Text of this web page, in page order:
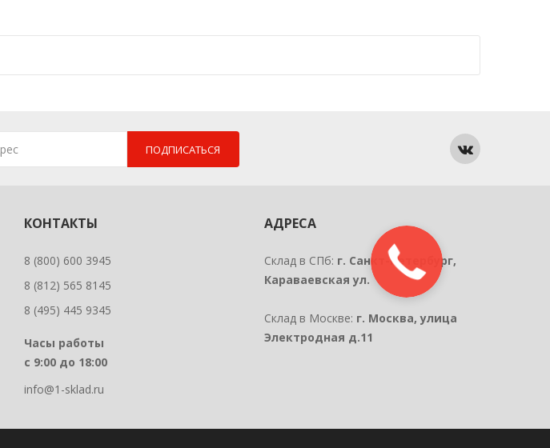
ПОДПИСАТЬСЯ
КОНТАКТЫ
8 (800) 600 3945
8 (812) 565 8145
8 (495) 445 9345
Часы работы
с 9:00 до 18:00
info@1-sklad.ru
АДРЕСА
Склад в СПб: г. Санкт-Петербург,
Караваевская ул.
Склад в Москве: г. Москва, улица
Электродная д.11